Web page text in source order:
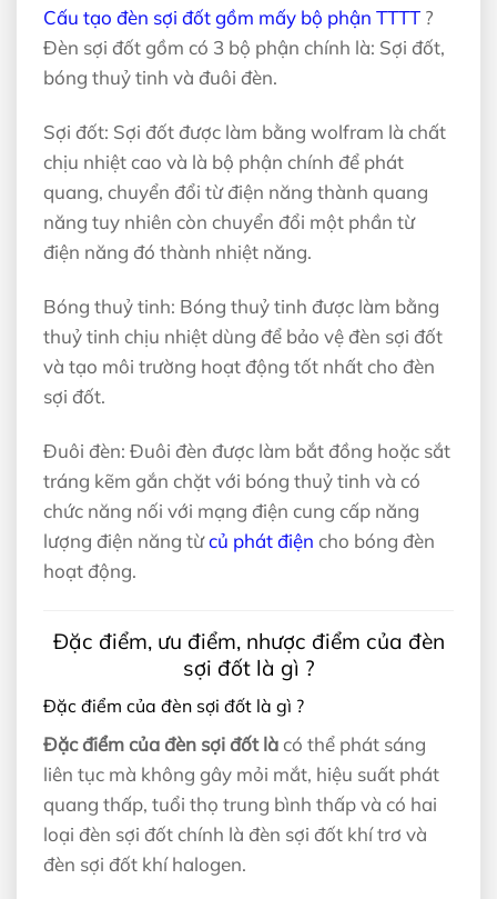
Cấu tạo đèn sợi đốt gồm mấy bộ phận TTTT ?
Đèn sợi đốt gồm có 3 bộ phận chính là: Sợi đốt,
bóng thuỷ tinh và đuôi đèn.
Sợi đốt: Sợi đốt được làm bằng wolfram là chất
chịu nhiệt cao và là bộ phận chính để phát
quang, chuyển đổi từ điện năng thành quang
năng tuy nhiên còn chuyển đổi một phần từ
điện năng đó thành nhiệt năng.
Bóng thuỷ tinh: Bóng thuỷ tinh được làm bằng
thuỷ tinh chịu nhiệt dùng để bảo vệ đèn sợi đốt
và tạo môi trường hoạt động tốt nhất cho đèn
sợi đốt.
Đuôi đèn: Đuôi đèn được làm bắt đồng hoặc sắt
tráng kẽm gắn chặt với bóng thuỷ tinh và có
chức năng nối với mạng điện cung cấp năng
lượng điện năng từcủ phát điện cho bóng đèn
hoạt động.
Đặc điểm, ưu điểm, nhược điểm của đèn
sợi đốt là gì ?
Đặc điểm của đèn sợi đốt là gì ?
Đặc điểm của đèn sợi đốt làcó thể phát sáng
liên tục mà không gây mỏi mắt, hiệu suất phát
quang thấp, tuổi thọ trung bình thấp và có hai
loại đèn sợi đốt chính là đèn sợi đốt khí trơ và
đèn sợi đốt khí halogen.